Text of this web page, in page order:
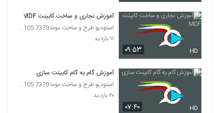
۰۹:۵۳ HD
آموزش نجاری و ساخت کابینت MDF
استودیو طرح و ساخت موما 7370 7105-021
۱۱ بازدید
۰۷:۴۰ HD
آموزش گام به گام کابینت سازی
استودیو طرح و ساخت موما 7370 7105-021
۲۰ بازدید